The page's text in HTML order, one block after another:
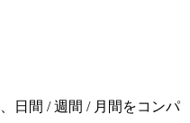
日間 / 週間 / 月間をコンパ